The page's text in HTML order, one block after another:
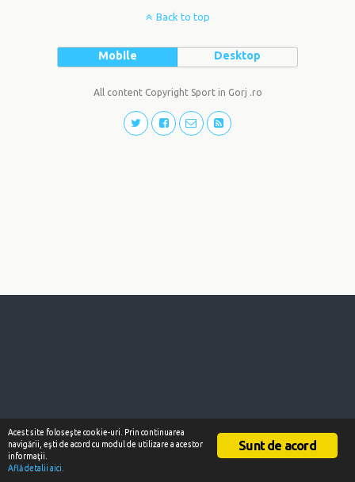
Back to top
Mobile Desktop
All content Copyright Sport in Gorj .ro
Sunt de acord
Acest site foloseşte cookie-uri. Prin continuarea
navigării, eşti de acord cu modul de utilizare a acestor
informaţii.
Află detalii aici.